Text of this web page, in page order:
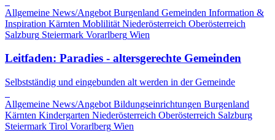
Allgemeine News/Angebot Burgenland Gemeinden Information &
Inspiration Kärnten Moblilität Niederösterreich Oberösterreich
Salzburg Steiermark Vorarlberg Wien
Leitfaden: Paradies - altersgerechte Gemeinden
Selbstständig und eingebunden alt werden in der Gemeinde
Allgemeine News/Angebot Bildungseinrichtungen Burgenland
Kärnten Kindergarten Niederösterreich Oberösterreich Salzburg
Steiermark Tirol Vorarlberg Wien